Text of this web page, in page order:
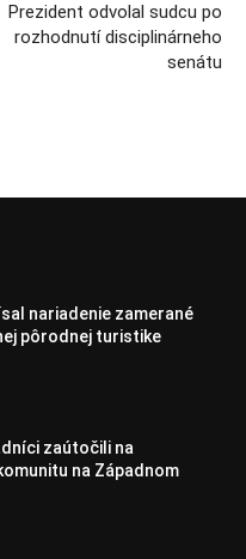
Prezident odvolal sudcu po
rozhodnutí disciplinárneho
senátu
nariadenie zamerané
pôrodnej turistike
zaútočili na
na Západnom